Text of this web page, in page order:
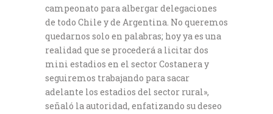
campeonato para albergar delegaciones
de todo Chile y de Argentina. No queremos
quedarnos solo en palabras; hoy ya es una
realidad que se procederá a licitar dos
mini estadios en el sector Costanera y
seguiremos trabajando para sacar
adelante los estadios del sector rural»,
señaló la autoridad, enfatizando su deseo